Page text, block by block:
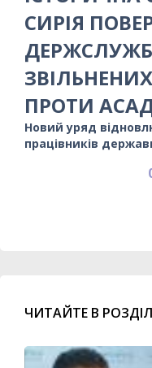
СИРІЯ
ПРОТИ
Новий уряд
працівників
ЧИТАЙТЕ В